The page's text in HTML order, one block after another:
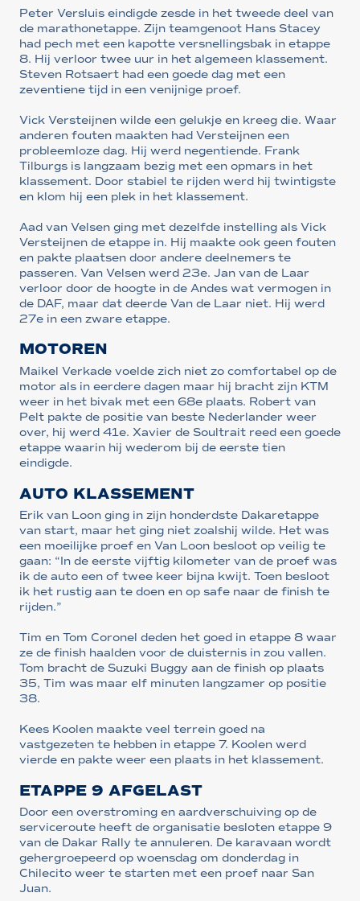
Peter Versluis eindigde zesde in het tweede deel van
de marathonetappe. Zijn teamgenoot Hans Stacey
had pech met een kapotte versnellingsbak in etappe
8. Hij verloor twee uur in het algemeen klassement.
Steven Rotsaert had een goede dag met een
zeventiene tijd in een venijnige proef.
Vick Versteijnen wilde een gelukje en kreeg die. Waar
anderen fouten maakten had Versteijnen een
probleemloze dag. Hij werd negentiende. Frank
Tilburgs is langzaam bezig met een opmars in het
klassement. Door stabiel te rijden werd hij twintigste
en klom hij een plek in het klassement.
Aad van Velsen ging met dezelfde instelling als Vick
Versteijnen de etappe in. Hij maakte ook geen fouten
en pakte plaatsen door andere deelnemers te
passeren. Van Velsen werd 23e. Jan van de Laar
verloor door de hoogte in de Andes wat vermogen in
de DAF, maar dat deerde Van de Laar niet. Hij werd
27e in een zware etappe.
MOTOREN
Maikel Verkade voelde zich niet zo comfortabel op de
motor als in eerdere dagen maar hij bracht zijn KTM
weer in het bivak met een 68e plaats. Robert van
Pelt pakte de positie van beste Nederlander weer
over, hij werd 41e. Xavier de Soultrait reed een goede
etappe waarin hij wederom bij de eerste tien
eindigde.
AUTO KLASSEMENT
Erik van Loon ging in zijn honderdste Dakaretappe
van start, maar het ging niet zoalshij wilde. Het was
een moeilijke proef en Van Loon besloot op veilig te
gaan: “In de eerste vijftig kilometer van de proef was
ik de auto een of twee keer bijna kwijt. Toen besloot
ik het rustig aan te doen en op safe naar de finish te
rijden.”
Tim en Tom Coronel deden het goed in etappe 8 waar
ze de finish haalden voor de duisternis in zou vallen.
Tom bracht de Suzuki Buggy aan de finish op plaats
35, Tim was maar elf minuten langzamer op positie
38.
Kees Koolen maakte veel terrein goed na
vastgezeten te hebben in etappe 7. Koolen werd
vierde en pakte weer een plaats in het klassement.
ETAPPE 9 AFGELAST
Door een overstroming en aardverschuiving op de
serviceroute heeft de organisatie besloten etappe 9
van de Dakar Rally te annuleren. De karavaan wordt
gehergroepeerd op woensdag om donderdag in
Chilecito weer te starten met een proef naar San
Juan.